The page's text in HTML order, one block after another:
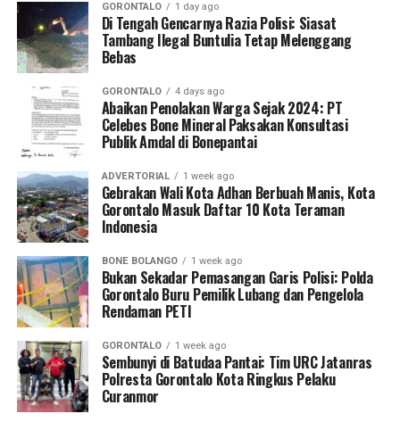
berwajib apabila menemukan indikasi kegiatan PETI di
wilayahnya.
masyarakat pesisir dan nelayan tradisional di Bumi
Panua.
Dalam forum nasional tersebut, KKP memaparkan cetak
biru program prioritas Tahun Anggaran 2026. Beberapa
program makro yang disoroti antara lain pembangunan
Kampung Nelayan Merah Putih, revitalisasi tambak di
wilayah Pantai Utara Jawa, akselerasi kawasan budidaya
udang terintegrasi (integrated shrimp farming),
pengembangan budidaya tematik, percepatan
swasembada garam, hingga modernisasi armada kapal
perikanan tangkap nasional.
Sederet program kerja tersebut disokong penuh oleh
suntikan alokasi anggaran pemerintah pusat. Langkah
stimulan ini merupakan bagian dari manuver negara
dalam mempercepat transformasi sektor kelautan agar
mampu memberikan kontribusi masif terhadap
ketahanan pangan nasional, khususnya mewujudkan
GORONTALO 1 day ago
Di Tengah Gencarnya Razia Polisi: Siasat
Tambang Ilegal Buntulia Tetap Melenggang
Bebas
GORONTALO 4 days ago
Abaikan Penolakan Warga Sejak 2024: PT
Celebes Bone Mineral Paksakan Konsultasi
Publik Amdal di Bonepantai
ADVERTORIAL 1 week ago
Gebrakan Wali Kota Adhan Berbuah Manis, Kota
Gorontalo Masuk Daftar 10 Kota Teraman
Indonesia
BONE BOLANGO 1 week ago
Bukan Sekadar Pemasangan Garis Polisi: Polda
Gorontalo Buru Pemilik Lubang dan Pengelola
Rendaman PETI
GORONTALO 1 week ago
Sembunyi di Batudaa Pantai: Tim URC Jatanras
Polresta Gorontalo Kota Ringkus Pelaku
Curanmor